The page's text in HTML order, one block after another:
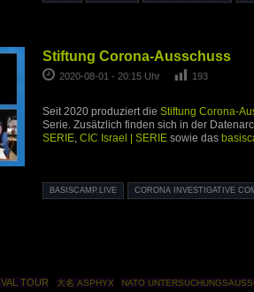
Stiftung Corona-Ausschuss
2020-08-01 - 20:15 Uhr 193
Seit 2020 produziert die Stiftung Corona-
Serie. Zusätzlich finden sich in der
SERIE, CIC Israel | SERIEsowie das
BASISCAMP.LIVE CORONA INVESTIGATIVE
TOUR 大名 ASPHYX NATO